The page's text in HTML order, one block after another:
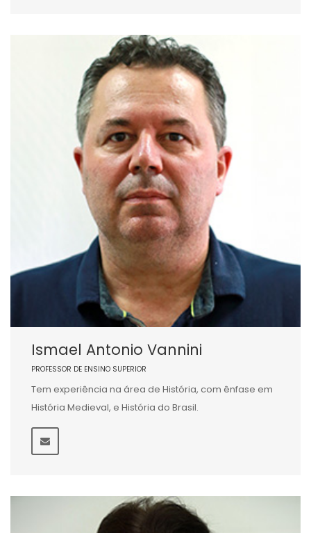
Ismael Antonio Vannini
PROFESSOR DE ENSINO SUPERIOR
Tem experiência na área de História, com ênfase em
História Medieval, e História do Brasil.